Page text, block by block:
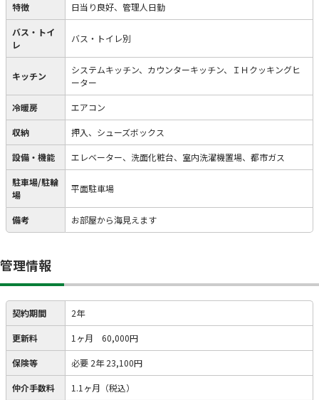
特徴 日当り良好、管理人日勤
バス・トイ
レ
バス・トイレ別
キッチン
システムキッチン、カウンターキッチン、ＩＨクッキングヒ
ーター
冷暖房 エアコン
収納 押入、シューズボックス
設備・機能 エレベーター、洗面化粧台、室内洗濯機置場、都市ガス
駐車場/駐輪
場
平面駐車場
備考 お部屋から海見えます
管理情報
契約期間 2年
更新料 1ヶ月 60,000円
保険等 必要 2年 23,100円
仲介手数料 1.1ヶ月（税込）